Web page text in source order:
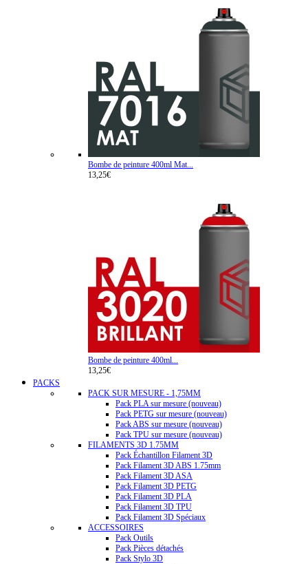
Bombe de peinture 400ml Mat...
13,25€
Bombe de peinture 400ml...
13,25€
PACKS
PACK SUR MESURE - 1,75MM
Pack PLA sur mesure (nouveau)
Pack PETG sur mesure (nouveau)
Pack ABS sur mesure (nouveau)
Pack TPU sur mesure (nouveau)
FILAMENTS 3D 1.75MM
Pack Échantillon Filament 3D
Pack Filament 3D ABS 1.75mm
Pack Filament 3D ASA
Pack Filament 3D PETG
Pack Filament 3D PLA
Pack Filament 3D TPU
Pack Filament 3D Spéciaux
ACCESSOIRES
Pack Outils
Pack Pièces détachés
Pack Stylo 3D